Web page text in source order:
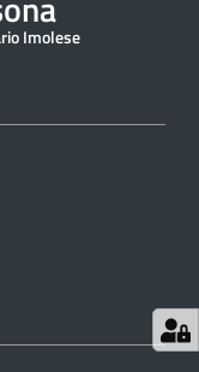
Imolese